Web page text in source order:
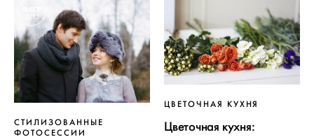
2015
СТИЛИЗОВАННЫЕ
ФОТОСЕССИИ
ЦВЕТОЧНАЯ КУХНЯ
Цветочная кухня: